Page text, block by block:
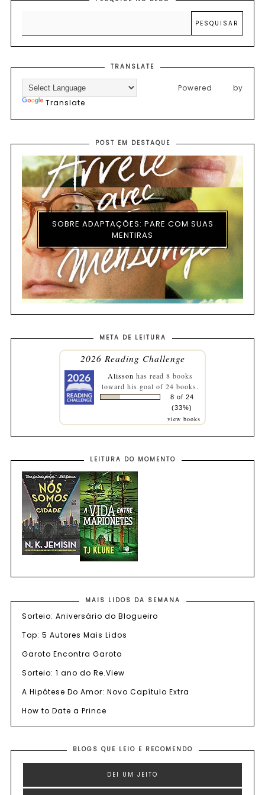
TRANSLATE
Powered by
Translate
POST EM DESTAQUE
SOBRE ADAPTAÇÕES: PARE COM SUAS
MENTIRAS
META DE LEITURA
2026 Reading Challenge
Alisson has read 8 books
toward his goal of 24 books.
8 of 24
(33%)
view books
LEITURA DO MOMENTO
MAIS LIDOS DA SEMANA
Sorteio: Aniversário do Blogueiro
Top: 5 Autores Mais Lidos
Garoto Encontra Garoto
Sorteio: 1 ano do Re.View
A Hipótese Do Amor: Novo Capítulo Extra
How to Date a Prince
BLOGS QUE LEIO E RECOMENDO
DEI UM JEITO